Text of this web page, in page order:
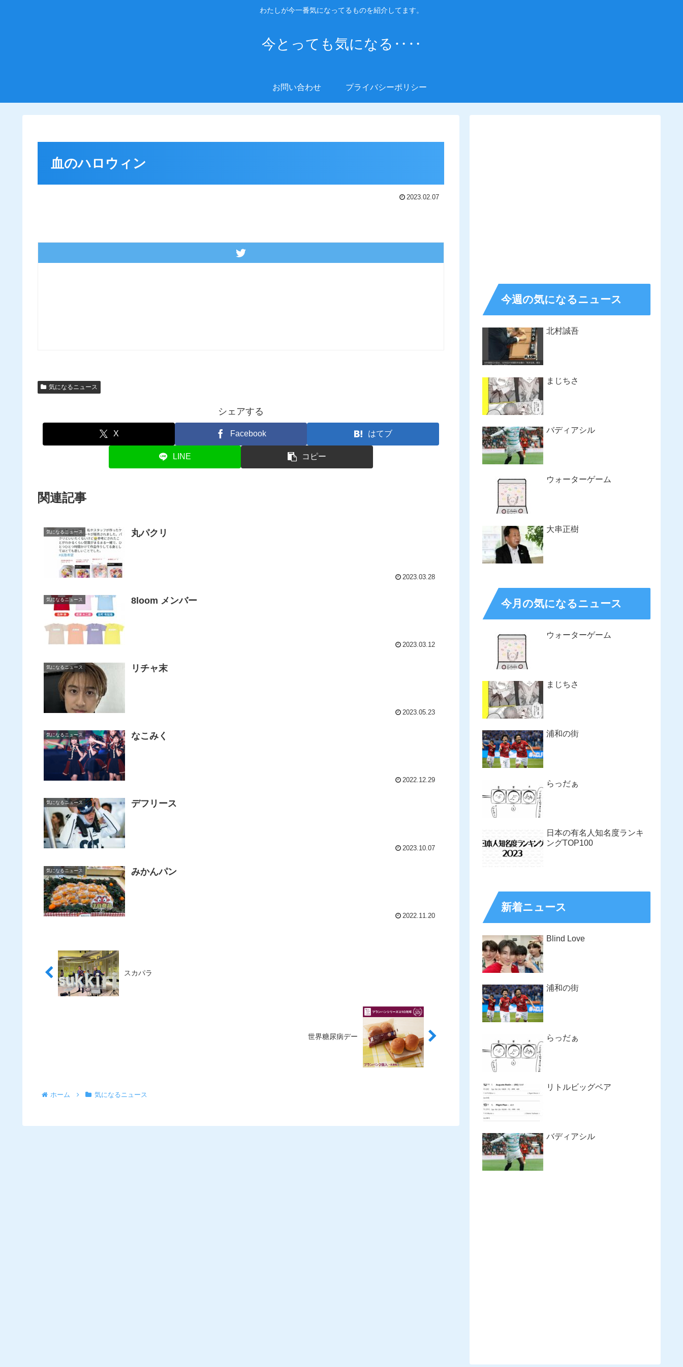
わたしが今一番気になってるものを紹介してます。
今とっても気になる‥‥
お問い合わせ プライバシーポリシー
血のハロウィン
2023.02.07
気になるニュース
シェアする
X Facebook はてブ
LINE コピー
関連記事
気になるニュース 丸パクリ
2023.03.28
気になるニュース 8loom メンバー
2023.03.12
気になるニュース リチャ末
2023.05.23
気になるニュース なこみく
2022.12.29
気になるニュース デフリース
2023.10.07
気になるニュース みかんパン
2022.11.20
スカパラ
世界糖尿病デー
ホーム 気になるニュース
今週の気になるニュース
北村誠吾
まじちさ
バディアシル
ウォーターゲーム
大串正樹
今月の気になるニュース
ウォーターゲーム
まじちさ
浦和の街
らっだぁ
日本の有名人知名度ランキ
ングTOP100
新着ニュース
Blind Love
浦和の街
らっだぁ
リトルビッグベア
バディアシル